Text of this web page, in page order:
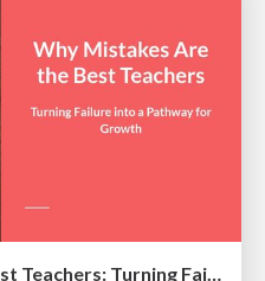
Why Mistakes Are the Best Teachers: Turning Failure into a Pathway for Growth